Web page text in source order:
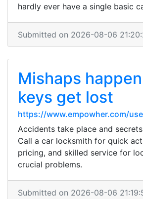
hardly ever have a single basic
Submitted on 2026-08-06
Mishaps
keys get lost
https://www.empowher.com/
Accidents take place and
Call a car locksmith for quick
pricing, and skilled service for
crucial problems.
Submitted on 2026-08-06